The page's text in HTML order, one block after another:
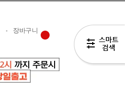
장바구니